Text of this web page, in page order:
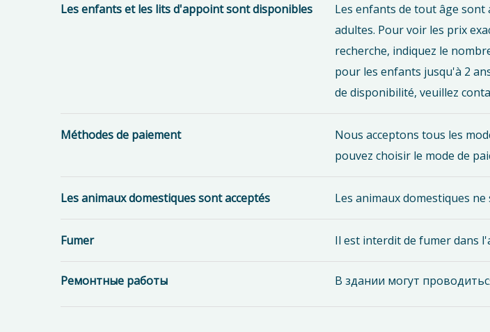
Les enfants et les lits d'appoint sont disponibles
Les enfants de tout âge sont
adultes. Pour voir les prix
recherche, indiquez le
pour les enfants jusqu'à 2
de disponibilité, veuillez
Méthodes de paiement
Nous acceptons tous les
pouvez choisir le mode de
Les animaux domestiques sont acceptés Les animaux domestiques
Fumer Il est interdit de fumer dans
Ремонтные работы В здании могут